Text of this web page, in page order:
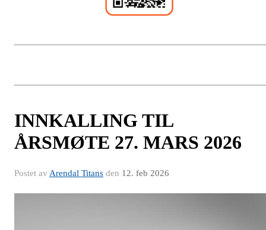
INNKALLING TIL
ÅRSMØTE 27. MARS 2026
Postet av Arendal Titans den 12. feb 2026